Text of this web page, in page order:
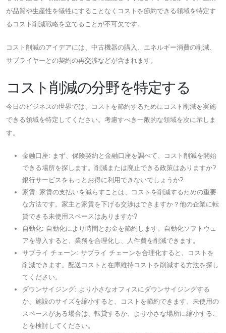
が品質や生産性を犠牲にすることなくコストを節約できる領域を特定す
るコスト削減戦略を立てることが不可欠です。
コスト削減のアイデアには、中古機器の購入、エネルギー消費の削減、
サプライヤーとの契約の再交渉などが含まれます。
コスト削減の分野を特定する
今日のビジネスの世界では、コストを節約するためにコスト削減を実施
できる領域を特定してください。考慮すべき一般的な領域を次に示しま
す。
金融口座: まず、保険契約と金融口座を調べて、コスト削減を開始
できる場所を探します。削減または廃止できる政策はありますか?
銀行サービスをもっとお得に利用できないでしょうか?
家賃: 家賃の支払いを減らすことは、コストを削減するための重要
な方法です。家主と家賃を下げる交渉はできますか？他の企業に転
貸できる未使用スペースはありますか?
自動化: 自動化により時間とお金を節約します。自動化ソフトウェ
アを導入すると、業務を合理化し、人件費を削減できます。
サプライ チェーン: サプライ チェーンを合理化すると、コストを
削減できます。配送コストと在庫維持コストを削減する方法を探し
てください。
ダウンサイジング: より小さなオフィスにダウンサイジングする
か、施設のサイズを縮小すると、コストを節約できます。未使用の
スペースがある場合は、転貸するか、より小さな場所に縮小するこ
とを検討してください。